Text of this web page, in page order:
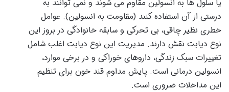
یا سلول ها به انسولین مقاوم می شوند و نمی توانند به
درستی از آن استفاده کنند (مقاومت به انسولین). عوامل
خطری نظیر چاقی، بی تحرکی و سابقه خانوادگی در بروز این
نوع دیابت نقش دارند. مدیریت این نوع دیابت اغلب شامل
تغییرات سبک زندگی، داروهای خوراکی و در برخی موارد،
انسولین درمانی است. پایش مداوم قند خون برای تنظیم
این مداخلات ضروری است.